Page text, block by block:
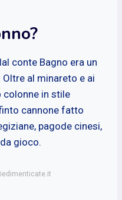
conte Bagno era un
al minareto e ai
colonne in stile
cannone fatto
pagode cinesi,
gioco.